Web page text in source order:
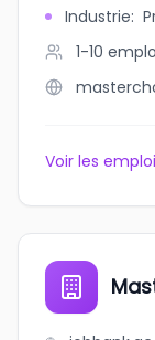
Industrie:
1-10
Voir les